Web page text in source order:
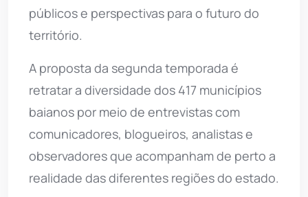
públicos e perspectivas para o futuro do
território.
A proposta da segunda temporada é
retratar a diversidade dos 417 municípios
baianos por meio de entrevistas com
comunicadores, blogueiros, analistas e
observadores que acompanham de perto a
realidade das diferentes regiões do estado.